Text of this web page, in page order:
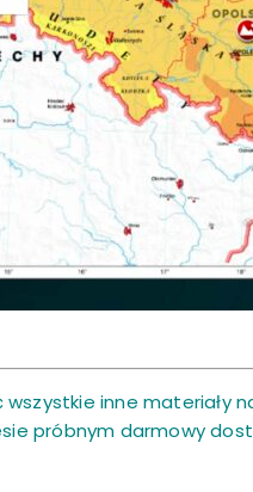
inne materiały
próbnym darmowy